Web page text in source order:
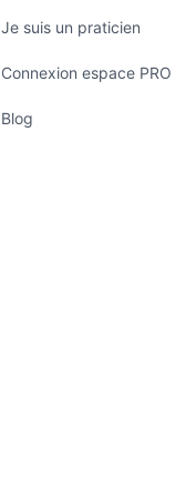
Je suis un praticien
Connexion espace PRO
Blog